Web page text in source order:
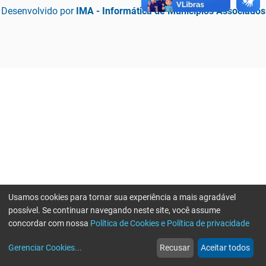
Desenvolvido por IMA - Informática de Municípios Associados
web
Notícias
more_horiz
Mais
Usamos cookies para tornar sua experiência a mais agradável
possível. Se continuar navegando neste site, você assume
concordar com nossa Política de Cookies e Política de privacidade
Gerenciar Cookies... Recusar Aceitar todos
Erro ao enviar informações, por favor tente novamente